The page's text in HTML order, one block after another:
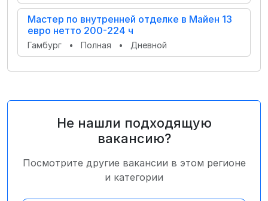
Мастер по внутренней отделке в Майен 13
евро нетто 200-224 ч
Гамбург • Полная • Дневной
Не нашли подходящую
вакансию?
Посмотрите другие вакансии в этом регионе
и категории